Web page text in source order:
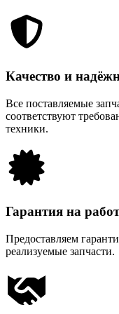
Качество и
Все поставляемые
соответствуют
техники.
Гарантия на
Предоставляем
реализуемые запчасти.